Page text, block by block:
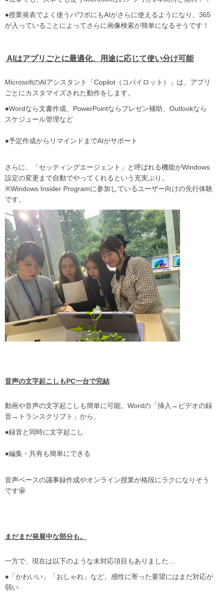
●授業発表でよく使うパワポにもAIがさらに使えるようになり、365
が入っていることによってさらに画像検索が簡単になるそうです！
AIはアプリごとに最適化、用途に応じて使い分け可能
MicrosoftのAIアシスタント「Copilot（コパイロット）」は、アプリ
ごとにカスタマイズされた動作をします。
●Wordなら文書作成、PowerPointならプレゼン補助、Outlookなら
スケジュール管理など
●予定作成からリマインドまでAIがサポート
さらに、「セッティングエージェント」と呼ばれる機能がWindows
設定の変更まで自動でやってくれるという充実ぶり。
※Windows Insider Programに参加しているユーザー向けの先行体験
です。
音声の文字起こしもPC一台で完結
動画や音声の文字起こしも簡単に可能。Wordの「挿入→ビデオの録
音→トランスクリプト」から、
●録音と同時に文字起こし
●編集・共有も簡単にできる
音声ベースの議事録作成やオンライン授業が格段にラクになりそう
です🤩
まだまだ発展中な部分も。
一方で、現在は以下のような未対応項目もありました…
●「かわいい」「おしゃれ」など、感性に寄った要望にはまだ対応が
弱い